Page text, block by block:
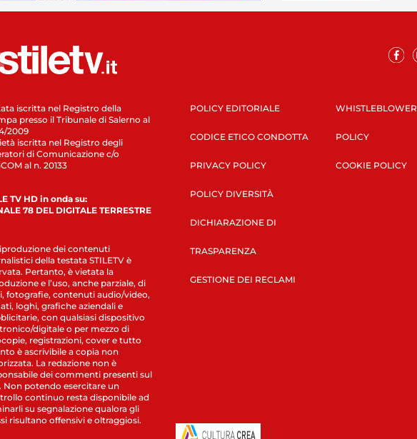
iscritta nel Registro della
presso il Tribunale di Salerno al
2009
iscritta nel Registro degli
di Comunicazione c/o
al n. 20133
TV HD in onda su:
78 DEL DIGITALE TERRESTRE
dei contenuti
della testata STILETV è
Pertanto, è vietata la
e l’uso, anche parziale, di
fotografie, contenuti audio/video,
loghi, grafiche aziendali e
con qualsiasi dispositivo
digitale o per mezzo di
registrazioni, cover e tutto
è ascrivibile a copia non
La redazione non è
dei commenti presenti sul
Non potendo esercitare un
continuo resta disponibile ad
su segnalazione qualora gli
risultano offensivi e oltraggiosi.
POLICY EDITORIALE
CODICE ETICO CONDOTTA
PRIVACY POLICY
POLICY DIVERSITÀ
DICHIARAZIONE DI
TRASPARENZA
GESTIONE DEI RECLAMI
WHISTLEBLOWER
POLICY
COOKIE POLICY